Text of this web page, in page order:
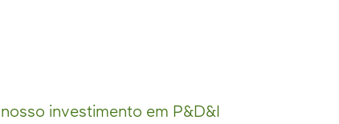
investimento em P&D&I